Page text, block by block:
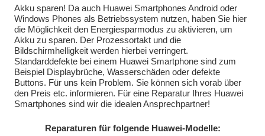
Akku sparen! Da auch Huawei Smartphones Android oder
Windows Phones als Betriebssystem nutzen, haben Sie hier
die Möglichkeit den Energiesparmodus zu aktivieren, um
Akku zu sparen. Der Prozessortakt und die
Bildschirmhelligkeit werden hierbei verringert.
Standarddefekte bei einem Huawei Smartphone sind zum
Beispiel Displaybrüche, Wasserschäden oder defekte
Buttons. Für uns kein Problem. Sie können sich vorab über
den Preis etc. informieren. Für eine Reparatur Ihres Huawei
Smartphones sind wir die idealen Ansprechpartner!
Reparaturen für folgende Huawei-Modelle: